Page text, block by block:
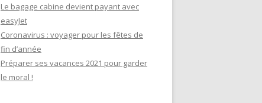
Le bagage cabine devient payant avec
easyJet
Coronavirus : voyager pour les fêtes de
fin d’année
Préparer ses vacances 2021 pour garder
le moral !